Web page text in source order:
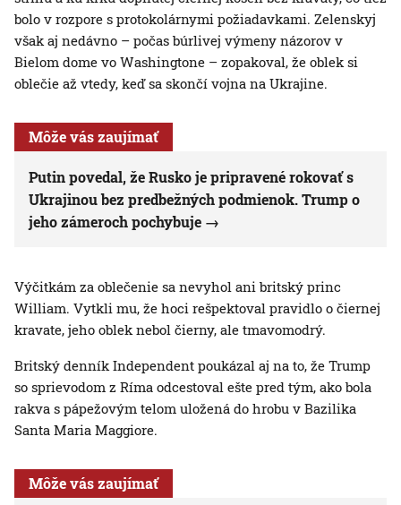
bolo v rozpore s protokolárnymi požiadavkami. Zelenskyj
však aj nedávno – počas búrlivej výmeny názorov v
Bielom dome vo Washingtone – zopakoval, že oblek si
oblečie až vtedy, keď sa skončí vojna na Ukrajine.
Môže vás zaujímať
Putin povedal, že Rusko je pripravené rokovať s
Ukrajinou bez predbežných podmienok. Trump o
jeho zámeroch pochybuje
Výčitkám za oblečenie sa nevyhol ani britský princ
William. Vytkli mu, že hoci rešpektoval pravidlo o čiernej
kravate, jeho oblek nebol čierny, ale tmavomodrý.
Britský denník Independent poukázal aj na to, že Trump
so sprievodom z Ríma odcestoval ešte pred tým, ako bola
rakva s pápežovým telom uložená do hrobu v Bazilika
Santa Maria Maggiore.
Môže vás zaujímať